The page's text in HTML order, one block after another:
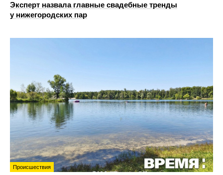
Эксперт назвала главные свадебные тренды
у нижегородских пар
Происшествия